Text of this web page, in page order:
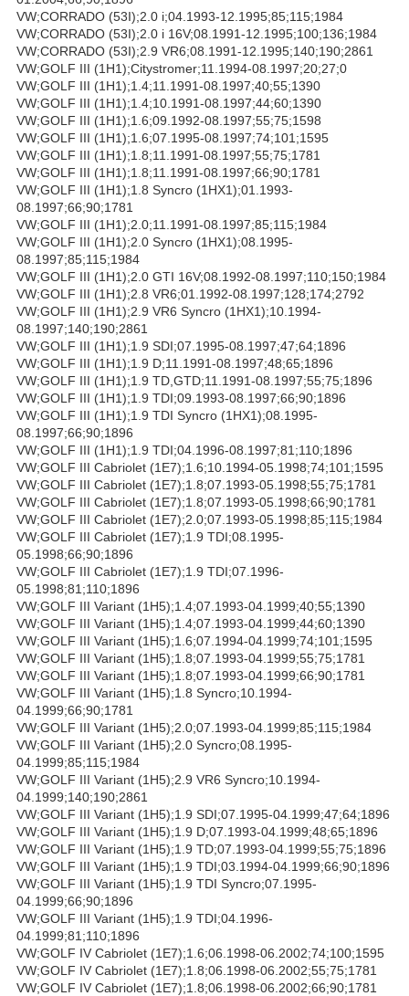
VW;CORRADO (53I);2.0 i;04.1993-12.1995;85;115;1984
VW;CORRADO (53I);2.0 i 16V;08.1991-12.1995;100;136;1984
VW;CORRADO (53I);2.9 VR6;08.1991-12.1995;140;190;2861
VW;GOLF III (1H1);Citystromer;11.1994-08.1997;20;27;0
VW;GOLF III (1H1);1.4;11.1991-08.1997;40;55;1390
VW;GOLF III (1H1);1.4;10.1991-08.1997;44;60;1390
VW;GOLF III (1H1);1.6;09.1992-08.1997;55;75;1598
VW;GOLF III (1H1);1.6;07.1995-08.1997;74;101;1595
VW;GOLF III (1H1);1.8;11.1991-08.1997;55;75;1781
VW;GOLF III (1H1);1.8;11.1991-08.1997;66;90;1781
VW;GOLF III (1H1);1.8 Syncro (1HX1);01.1993-
08.1997;66;90;1781
VW;GOLF III (1H1);2.0;11.1991-08.1997;85;115;1984
VW;GOLF III (1H1);2.0 Syncro (1HX1);08.1995-
08.1997;85;115;1984
VW;GOLF III (1H1);2.0 GTI 16V;08.1992-08.1997;110;150;1984
VW;GOLF III (1H1);2.8 VR6;01.1992-08.1997;128;174;2792
VW;GOLF III (1H1);2.9 VR6 Syncro (1HX1);10.1994-
08.1997;140;190;2861
VW;GOLF III (1H1);1.9 SDI;07.1995-08.1997;47;64;1896
VW;GOLF III (1H1);1.9 D;11.1991-08.1997;48;65;1896
VW;GOLF III (1H1);1.9 TD,GTD;11.1991-08.1997;55;75;1896
VW;GOLF III (1H1);1.9 TDI;09.1993-08.1997;66;90;1896
VW;GOLF III (1H1);1.9 TDI Syncro (1HX1);08.1995-
08.1997;66;90;1896
VW;GOLF III (1H1);1.9 TDI;04.1996-08.1997;81;110;1896
VW;GOLF III Cabriolet (1E7);1.6;10.1994-05.1998;74;101;1595
VW;GOLF III Cabriolet (1E7);1.8;07.1993-05.1998;55;75;1781
VW;GOLF III Cabriolet (1E7);1.8;07.1993-05.1998;66;90;1781
VW;GOLF III Cabriolet (1E7);2.0;07.1993-05.1998;85;115;1984
VW;GOLF III Cabriolet (1E7);1.9 TDI;08.1995-
05.1998;66;90;1896
VW;GOLF III Cabriolet (1E7);1.9 TDI;07.1996-
05.1998;81;110;1896
VW;GOLF III Variant (1H5);1.4;07.1993-04.1999;40;55;1390
VW;GOLF III Variant (1H5);1.4;07.1993-04.1999;44;60;1390
VW;GOLF III Variant (1H5);1.6;07.1994-04.1999;74;101;1595
VW;GOLF III Variant (1H5);1.8;07.1993-04.1999;55;75;1781
VW;GOLF III Variant (1H5);1.8;07.1993-04.1999;66;90;1781
VW;GOLF III Variant (1H5);1.8 Syncro;10.1994-
04.1999;66;90;1781
VW;GOLF III Variant (1H5);2.0;07.1993-04.1999;85;115;1984
VW;GOLF III Variant (1H5);2.0 Syncro;08.1995-
04.1999;85;115;1984
VW;GOLF III Variant (1H5);2.9 VR6 Syncro;10.1994-
04.1999;140;190;2861
VW;GOLF III Variant (1H5);1.9 SDI;07.1995-04.1999;47;64;1896
VW;GOLF III Variant (1H5);1.9 D;07.1993-04.1999;48;65;1896
VW;GOLF III Variant (1H5);1.9 TD;07.1993-04.1999;55;75;1896
VW;GOLF III Variant (1H5);1.9 TDI;03.1994-04.1999;66;90;1896
VW;GOLF III Variant (1H5);1.9 TDI Syncro;07.1995-
04.1999;66;90;1896
VW;GOLF III Variant (1H5);1.9 TDI;04.1996-
04.1999;81;110;1896
VW;GOLF IV Cabriolet (1E7);1.6;06.1998-06.2002;74;100;1595
VW;GOLF IV Cabriolet (1E7);1.8;06.1998-06.2002;55;75;1781
VW;GOLF IV Cabriolet (1E7);1.8;06.1998-06.2002;66;90;1781